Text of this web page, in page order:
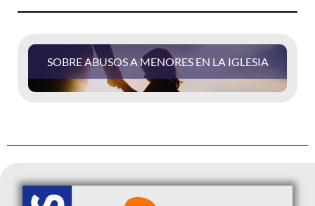
SOBRE ABUSOS A MENORES EN LA IGLESIA